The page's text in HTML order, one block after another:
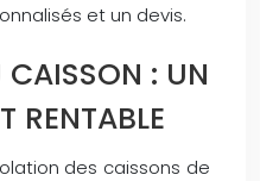
et un devis.
CAISSON : UN
RENTABLE
des caissons de